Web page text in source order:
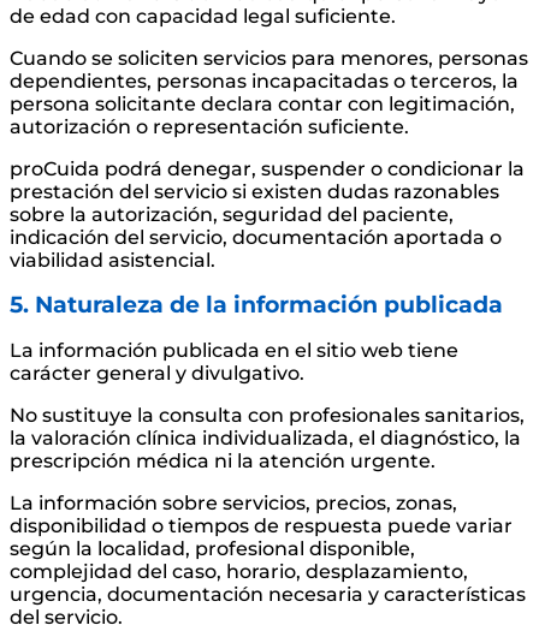
de edad con capacidad legal suficiente.
Cuando se soliciten servicios para menores, personas
dependientes, personas incapacitadas o terceros, la
persona solicitante declara contar con legitimación,
autorización o representación suficiente.
proCuida podrá denegar, suspender o condicionar la
prestación del servicio si existen dudas razonables
sobre la autorización, seguridad del paciente,
indicación del servicio, documentación aportada o
viabilidad asistencial.
5. Naturaleza de la información publicada
La información publicada en el sitio web tiene
carácter general y divulgativo.
No sustituye la consulta con profesionales sanitarios,
la valoración clínica individualizada, el diagnóstico, la
prescripción médica ni la atención urgente.
La información sobre servicios, precios, zonas,
disponibilidad o tiempos de respuesta puede variar
según la localidad, profesional disponible,
complejidad del caso, horario, desplazamiento,
urgencia, documentación necesaria y características
del servicio.